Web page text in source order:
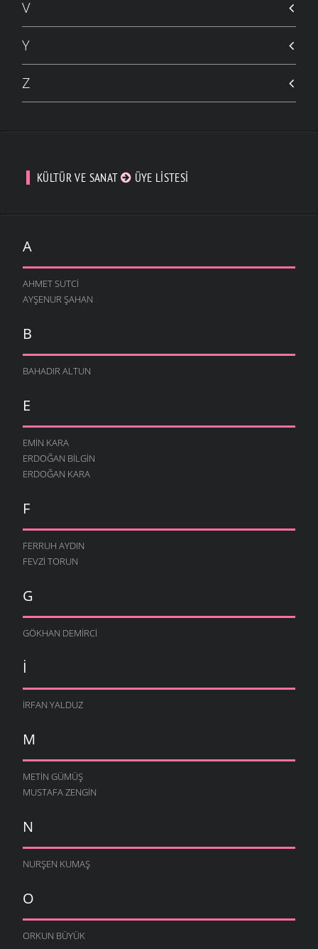
V
Y
Z
KÜLTÜR VE SANAT ÜYE LISTESI
A
AHMET SUTCI
AYŞENUR ŞAHAN
B
BAHADIR ALTUN
E
EMIN KARA
ERDOĞAN BILGIN
ERDOĞAN KARA
F
FERRUH AYDIN
FEVZI TORUN
G
GÖKHAN DEMIRCI
I
İRFAN YALDUZ
M
METIN GÜMÜŞ
MUSTAFA ZENGIN
N
NURŞEN KUMAŞ
O
ORKUN BÜYÜK